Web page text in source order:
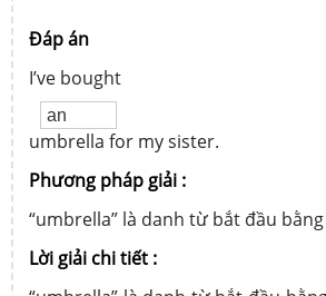
Đáp án
I’ve bought
umbrella for my sister.
Phương pháp giải :
“umbrella” là danh từ bắt đầu
Lời giải chi tiết :